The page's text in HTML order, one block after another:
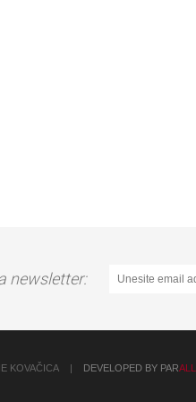
newsletter:
KOVAČICA | DEVELOPED BY PARALL